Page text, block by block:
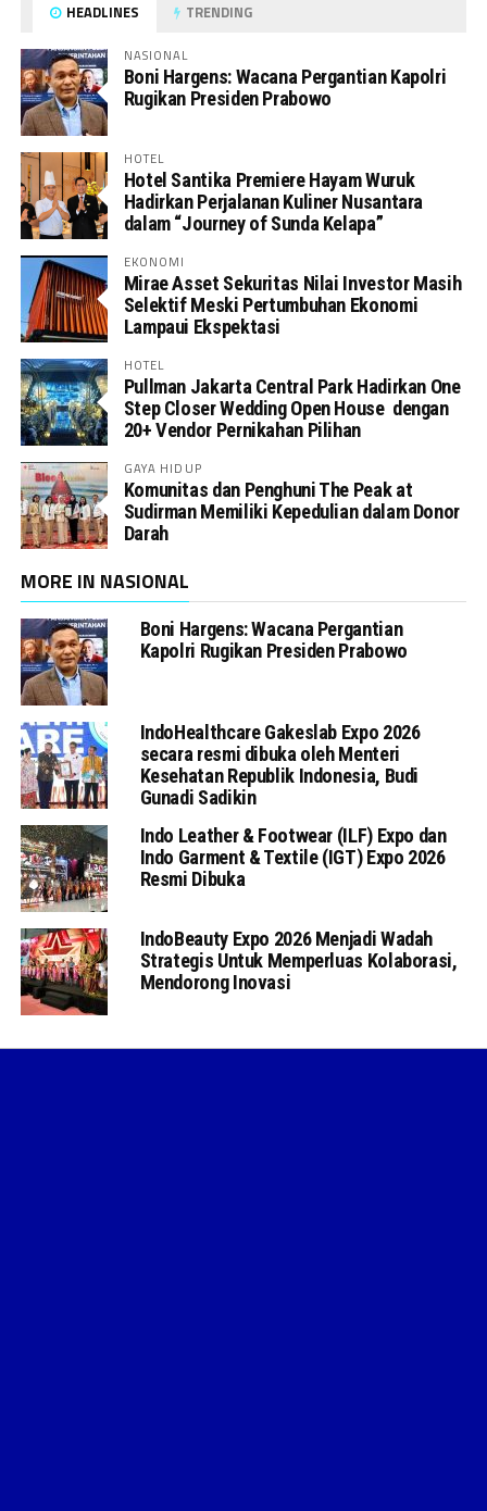
HEADLINES TRENDING
NASIONAL
Boni Hargens: Wacana Pergantian Kapolri
Rugikan Presiden Prabowo
HOTEL
Hotel Santika Premiere Hayam Wuruk
Hadirkan Perjalanan Kuliner Nusantara
dalam “Journey of Sunda Kelapa”
EKONOMI
Mirae Asset Sekuritas Nilai Investor Masih
Selektif Meski Pertumbuhan Ekonomi
Lampaui Ekspektasi
HOTEL
Pullman Jakarta Central Park Hadirkan One
Step Closer Wedding Open House dengan
20+ Vendor Pernikahan Pilihan
GAYA HIDUP
Komunitas dan Penghuni The Peak at
Sudirman Memiliki Kepedulian dalam Donor
Darah
MORE IN NASIONAL
Boni Hargens: Wacana Pergantian
Kapolri Rugikan Presiden Prabowo
IndoHealthcare Gakeslab Expo 2026
secara resmi dibuka oleh Menteri
Kesehatan Republik Indonesia, Budi
Gunadi Sadikin
Indo Leather & Footwear (ILF) Expo dan
Indo Garment & Textile (IGT) Expo 2026
Resmi Dibuka
IndoBeauty Expo 2026 Menjadi Wadah
Strategis Untuk Memperluas Kolaborasi,
Mendorong Inovasi